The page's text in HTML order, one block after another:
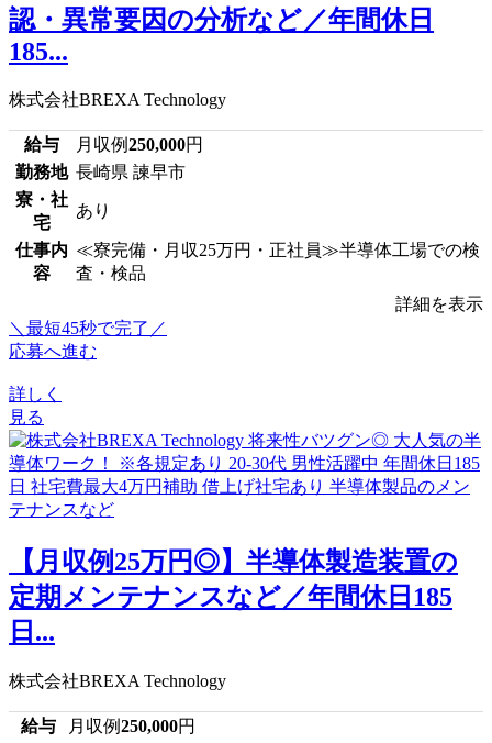
認・異常要因の分析など／年間休日
185...
株式会社BREXA Technology
給与 月収例250,000円
勤務地 長崎県 諫早市
寮・社
宅
あり
仕事内
容
≪寮完備・月収25万円・正社員≫半導体工場での検
査・検品
詳細を表示
＼最短45秒で完了／
応募へ進む
詳しく
見る
【月収例25万円◎】半導体製造装置の
定期メンテナンスなど／年間休日185
日...
株式会社BREXA Technology
給与 月収例250,000円